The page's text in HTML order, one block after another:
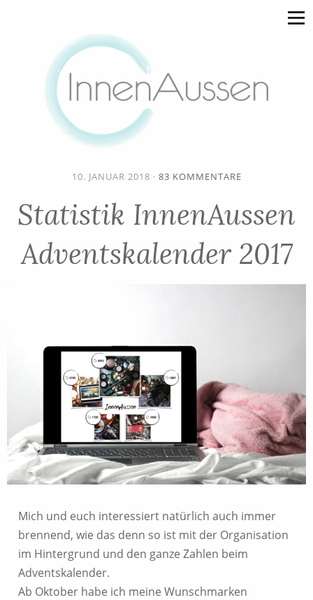
10. JANUAR 2018 · 83 KOMMENTARE
Statistik InnenAussen
Adventskalender 2017
Mich und euch interessiert natürlich auch immer
brennend, wie das denn so ist mit der Organisation
im Hintergrund und den ganze Zahlen beim
Adventskalender.
Ab Oktober habe ich meine Wunschmarken